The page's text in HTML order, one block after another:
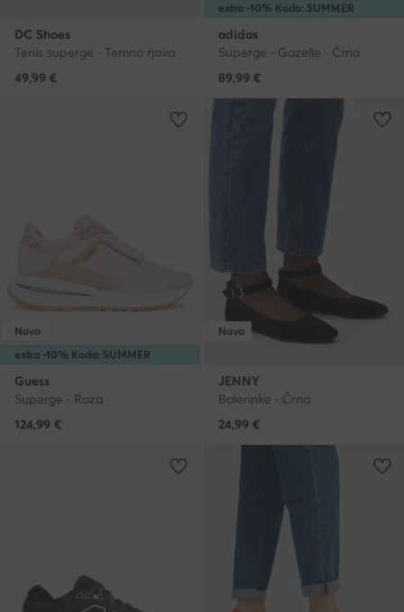
DC Shoes
Tenis superge · Temno rjava
49,99 €
extra -10% Koda: SUMMER
adidas
Superge · Gazelle · Črna
89,99 €
extra -10% Koda: SUMMER
Novo
Guess
Superge · Roza
124,99 €
Novo
JENNY
Balerinke · Črna
24,99 €